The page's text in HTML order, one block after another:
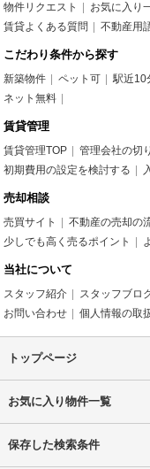
物件リクエスト
お気に入り
賃貸よくある質問
不動産用
こだわり条件から探す
新築物件 ペット可 駅近10
ネット無料
賃貸管理
賃貸管理TOP 管理会社の切
初期費用の設定を検討する
売却相談
売買サイト 不動産の売却の
少しでも高く売るポイント
当社について
スタッフ紹介 スタッフブロ
お問い合わせ
個人情報の取
トップページ
お気に入り物件一覧
保存した検索条件